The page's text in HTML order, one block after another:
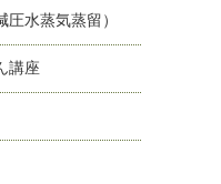
水蒸気蒸留）
講座